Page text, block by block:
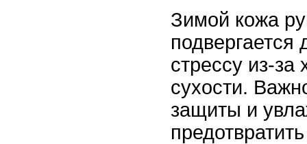
Зимой кожа
подвергается
стрессу из-за
сухости.
защиты и